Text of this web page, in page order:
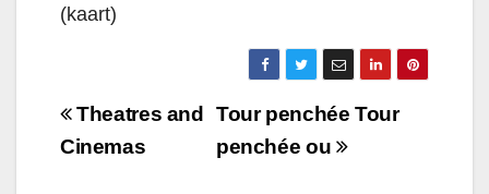
(kaart)
Navigazione
articoli
Tour penchée Tour
penchée ou
Theatres and
Cinemas